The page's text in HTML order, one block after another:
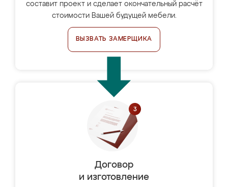
составит проект и сделает окончательный расчёт
стоимости Вашей будущей мебели.
ВЫЗВАТЬ ЗАМЕРЩИКА
Договор
и изготовление